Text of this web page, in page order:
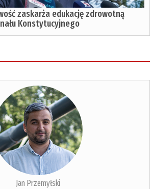
zaskarża edukację zdrowotną
Konstytucyjnego
Jan Przemyłski